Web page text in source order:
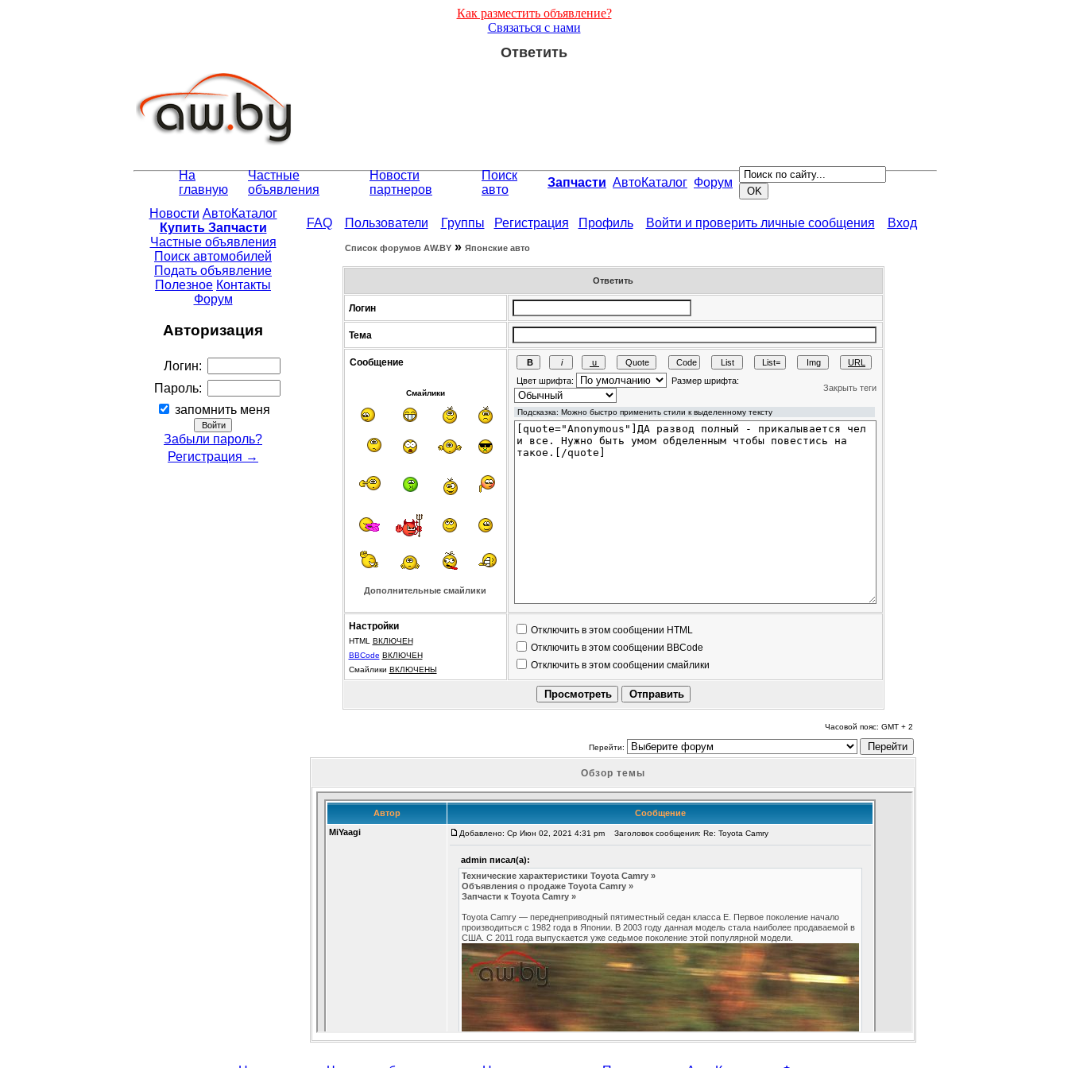
Как разместить объявление?
Связаться с нами
Ответить
На
главную
Частные
объявления
Новости
партнеров
Поиск
авто
Запчасти АвтоКаталог Форум
Новости АвтоКаталог
Купить Запчасти
Частные объявления
Поиск автомобилей
Подать объявление
Полезное Контакты
Форум
Авторизация
Логин:
Пароль:
запомнить меня
Забыли пароль?
Регистрация →
FAQ Пользователи Группы Регистрация Профиль Войти и проверить личные сообщения Вход
Список форумов АW.BY» Японские авто
Ответить
Логин
Тема
Сообщение
Смайлики
Дополнительные смайлики
Цвет шрифта: Размер шрифта:
Закрыть теги
Настройки
HTML ВКЛЮЧЕН
BBCode ВКЛЮЧЕН
Смайлики ВКЛЮЧЕНЫ
Отключить в этом сообщении HTML
Отключить в этом сообщении BBCode
Отключить в этом сообщении смайлики
Часовой пояс: GMT + 2
Перейти:
Обзор темы